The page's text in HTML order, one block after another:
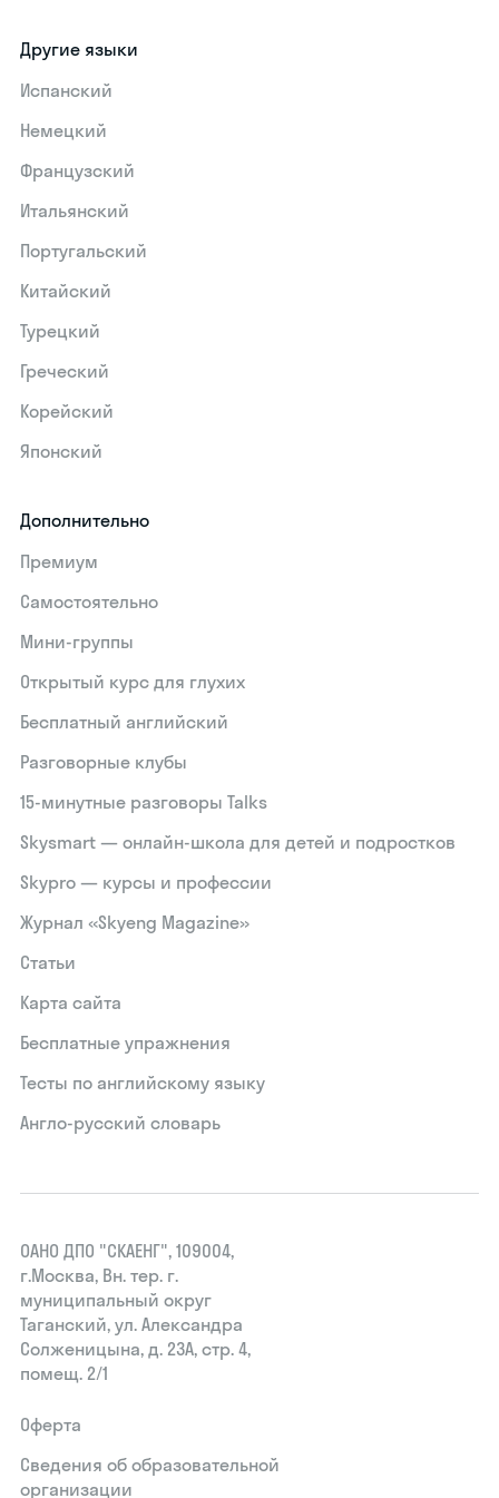
Другие языки
Испанский
Немецкий
Французский
Итальянский
Португальский
Китайский
Турецкий
Греческий
Корейский
Японский
Дополнительно
Премиум
Самостоятельно
Мини-группы
Открытый курс для глухих
Бесплатный английский
Разговорные клубы
15‑минутные разговоры Talks
Skysmart — онлайн-школа для детей и подростков
Skypro — курсы и профессии
Журнал «Skyeng Magazine»
Статьи
Карта сайта
Бесплатные упражнения
Тесты по английскому языку
Англо-русский словарь
ОАНО ДПО "СКАЕНГ", 109004,
г.Москва, Вн. тер. г.
муниципальный округ
Таганский, ул. Александра
Солженицына, д. 23А, стр. 4,
помещ. 2/1
Оферта
Сведения об образовательной
организации